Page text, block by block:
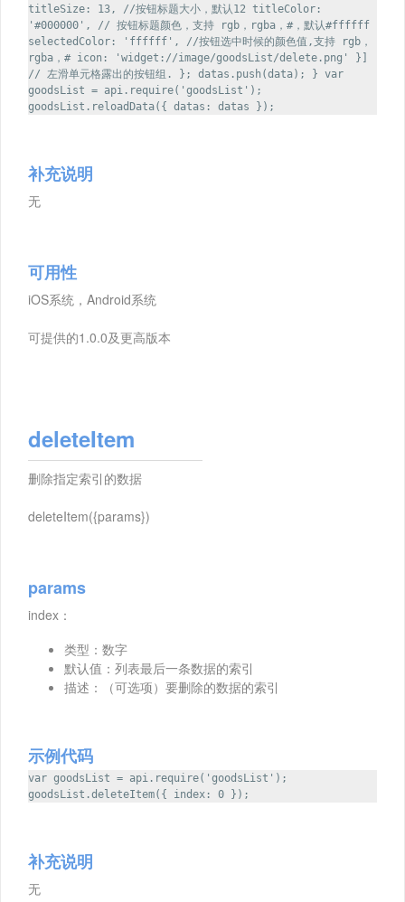
titleSize: 13, //按钮标题大小，默认12 titleColor:
'#000000', // 按钮标题颜色，支持 rgb，rgba，#，默认#ffffff
selectedColor: 'ffffff', //按钮选中时候的颜色值,支持 rgb，
rgba，# icon: 'widget://image/goodsList/delete.png' }]
// 左滑单元格露出的按钮组. }; datas.push(data); } var
goodsList = api.require('goodsList');
goodsList.reloadData({ datas: datas });
补充说明
无
可用性
iOS系统，Android系统
可提供的1.0.0及更高版本
deleteItem
删除指定索引的数据
deleteItem({params})
params
index：
类型：数字
默认值：列表最后一条数据的索引
描述：（可选项）要删除的数据的索引
示例代码
var goodsList = api.require('goodsList');
goodsList.deleteItem({ index: 0 });
补充说明
无